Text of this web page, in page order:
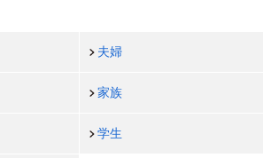
夫婦
家族
学生